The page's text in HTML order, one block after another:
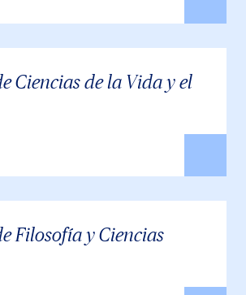
Ciencias de la Vida y el
Filosofía y Ciencias